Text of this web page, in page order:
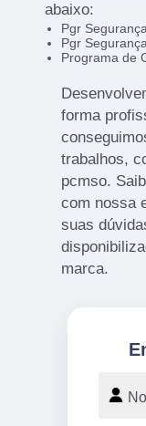
abaixo:
Pgr
Pgr Segurança
Programa de
forma
trabalhos,
pcmso.
com nossa
suas
marca.